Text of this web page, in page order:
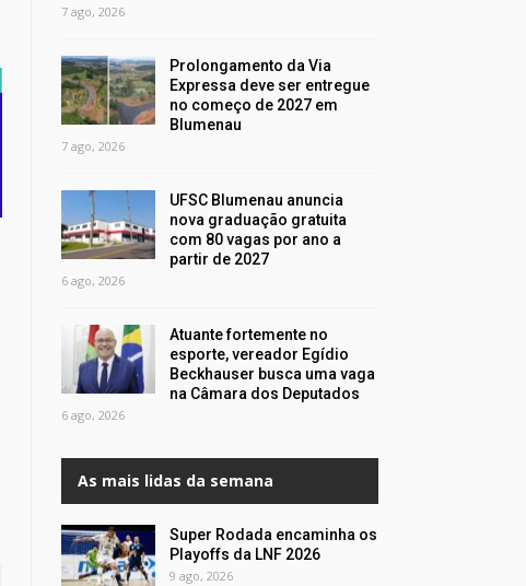
7 ago, 2026
Prolongamento da Via
Expressa deve ser entregue
no começo de 2027 em
Blumenau
7 ago, 2026
UFSC Blumenau anuncia
nova graduação gratuita
com 80 vagas por ano a
partir de 2027
6 ago, 2026
Atuante fortemente no
esporte, vereador Egídio
Beckhauser busca uma vaga
na Câmara dos Deputados
6 ago, 2026
As mais lidas da semana
Super Rodada encaminha os
Playoffs da LNF 2026
9 ago, 2026